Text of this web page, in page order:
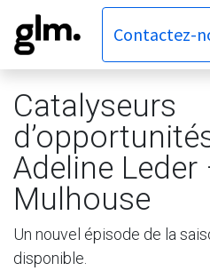
Contactez-
Catalyseurs
Adeline
Mulhouse
Un nouvel épisode de la
disponible.